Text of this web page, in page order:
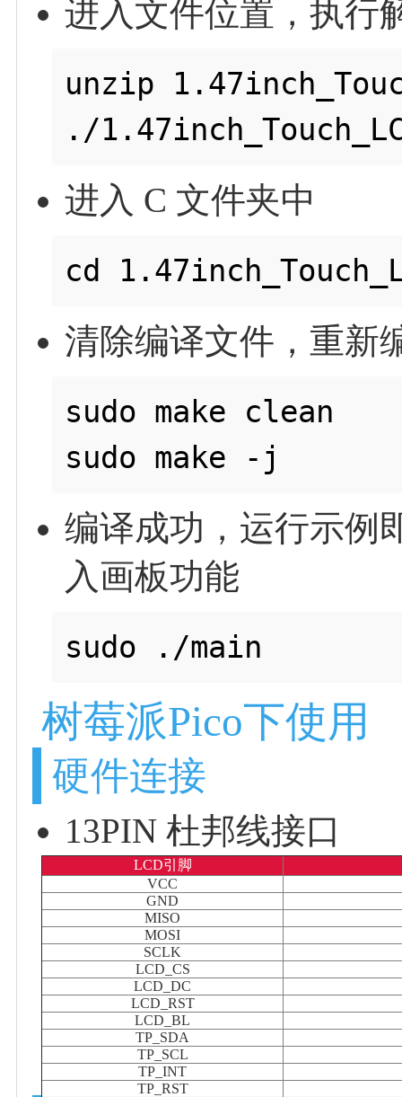
进入文件位置，执行
unzip
进入 C 文件夹中
清除编译文件，重新
sudo make clean
编译成功，运行示例
入画板功能
树莓派Pico下使用
硬件连接
13PIN 杜邦线接口
LCD引脚
VCC
GND
MISO
MOSI
SCLK
LCD_CS
LCD_DC
LCD_RST
LCD_BL
TP_SDA
TP_SCL
TP_INT
TP_RST